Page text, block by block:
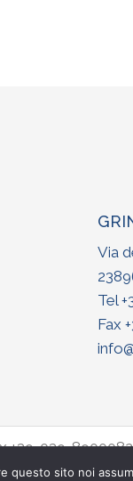
Via
Tel +
Fax
+39-039-8900082
questo sito noi